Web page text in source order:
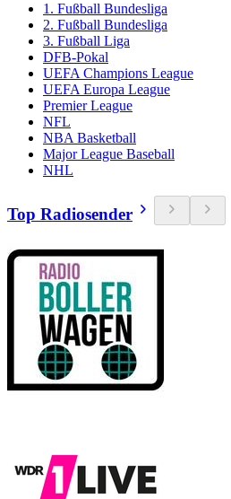
1. Fußball Bundesliga
2. Fußball Bundesliga
3. Fußball Liga
DFB-Pokal
UEFA Champions League
UEFA Europa League
Premier League
NFL
NBA Basketball
Major League Baseball
NHL
Top Radiosender